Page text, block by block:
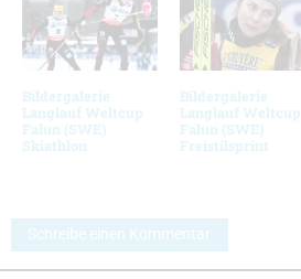
Bildergalerie
Langlauf Weltcup
Falun (SWE)
Skiathlon
Bildergalerie
Langlauf Weltcup
Falun (SWE)
Freistilsprint
Schreibe einen Kommentar